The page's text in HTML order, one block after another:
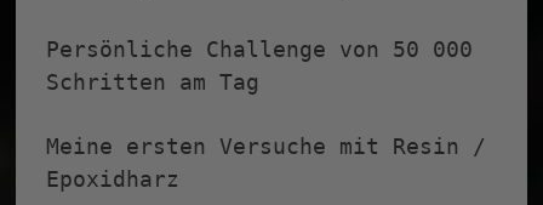
Persönliche Challenge von 50 000
Schritten am Tag
Meine ersten Versuche mit Resin /
Epoxidharz